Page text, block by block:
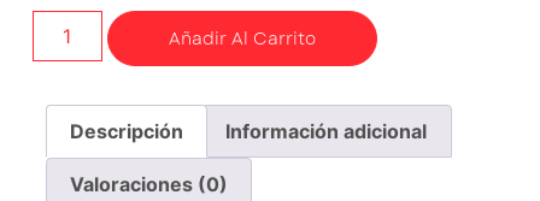
Añadir Al Carrito
Descripción Información adicional
Valoraciones (0)